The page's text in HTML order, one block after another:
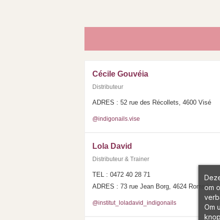
Cécile Gouvéia
Distributeur
ADRES : 52 rue des Récollets, 4600 Visé
@indigonails.vise
Lola David
Distributeur & Trainer
TEL : 0472 40 28 71
ADRES : 73 rue Jean Borg, 4624 Romsée
@institut_loladavid_indigonails
om
Om